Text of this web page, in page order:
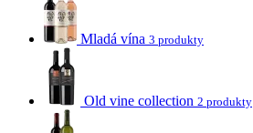
Mladá vína 3 produkty
Old vine collection 2 produkty